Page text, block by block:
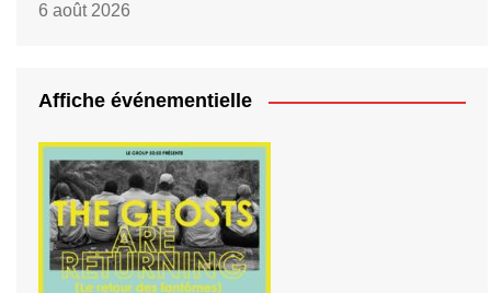
6 août 2026
Affiche événementielle